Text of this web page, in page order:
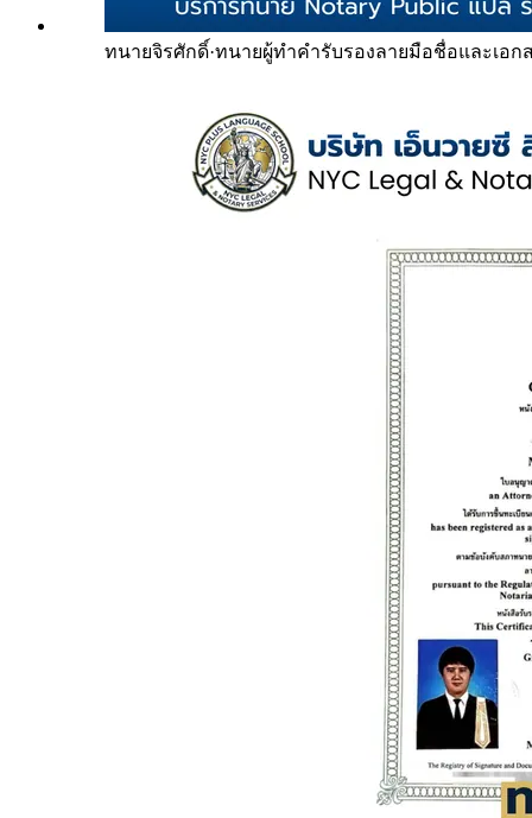
ทนายจิรศักดิ์·ทนายผู้ทำคำรับรองลายมือชื่อและเอก